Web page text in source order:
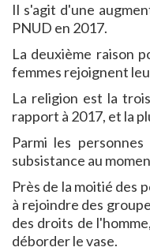
Il s'agit d'une
PNUD en 2017.
La deuxième raison
femmes rejoignent
La religion est la
rapport à 2017, et la
Parmi les
subsistance au
Près de la moitié des
à rejoindre des
des droits de
déborder le vase.